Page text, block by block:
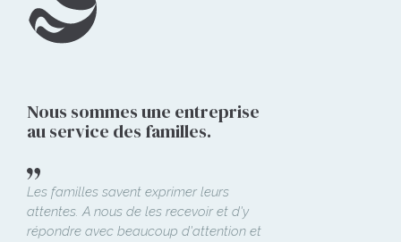
Nous sommes une entreprise
au service des familles.
Les familles savent exprimer leurs
attentes. A nous de les recevoir et d'y
répondre avec beaucoup d'attention et